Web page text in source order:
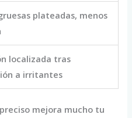
plateadas, menos
localizada tras
a irritantes
mejora mucho tu